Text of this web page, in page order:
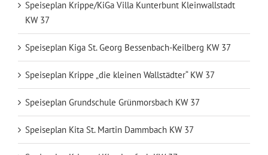
Speiseplan Krippe/KiGa Villa Kunterbunt Kleinwallstadt
KW 37
Speiseplan Kiga St. Georg Bessenbach-Keilberg KW 37
Speiseplan Krippe „die kleinen Wallstädter“ KW 37
Speiseplan Grundschule Grünmorsbach KW 37
Speiseplan Kita St. Martin Dammbach KW 37